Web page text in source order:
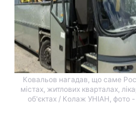
Ковальов нагадав, що саме
містах, житлових кварталах,
об'єктах / Колаж УНІАН, фото